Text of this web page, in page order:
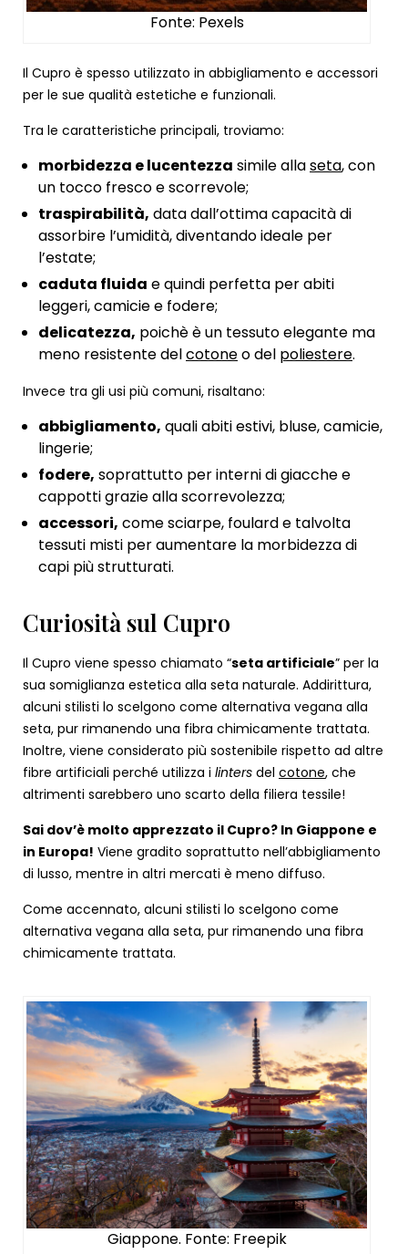
Fonte: Pexels
Il Cupro è spesso utilizzato in abbigliamento e accessori
per le sue qualità estetiche e funzionali.
Tra le caratteristiche principali, troviamo:
morbidezza e lucentezza simile allaseta, con
un tocco fresco e scorrevole;
traspirabilità, data dall’ottima capacità di
assorbire l’umidità, diventando ideale per
l’estate;
caduta fluida e quindi perfetta per abiti
leggeri, camicie e fodere;
delicatezza, poichè è un tessuto elegante ma
meno resistente delcotoneo del poliestere.
Invece tra gli usi più comuni, risaltano:
abbigliamento, quali abiti estivi, bluse, camicie,
lingerie;
fodere, soprattutto per interni di giacche e
cappotti grazie alla scorrevolezza;
accessori, come sciarpe, foulard e talvolta
tessuti misti per aumentare la morbidezza di
capi più strutturati.
Curiosità sul Cupro
Il Cupro viene spesso chiamato “seta artificiale” per la
sua somiglianza estetica alla seta naturale. Addirittura,
alcuni stilisti lo scelgono come alternativa vegana alla
seta, pur rimanendo una fibra chimicamente trattata.
Inoltre, viene considerato più sostenibile rispetto ad altre
fibre artificiali perché utilizza i linters del cotone, che
altrimenti sarebbero uno scarto della filiera tessile!
Sai dov’è molto apprezzato il Cupro? In Giappone e
in Europa! Viene gradito soprattutto nell’abbigliamento
di lusso, mentre in altri mercati è meno diffuso.
Come accennato, alcuni stilisti lo scelgono come
alternativa vegana alla seta, pur rimanendo una fibra
chimicamente trattata.
Giappone. Fonte: Freepik